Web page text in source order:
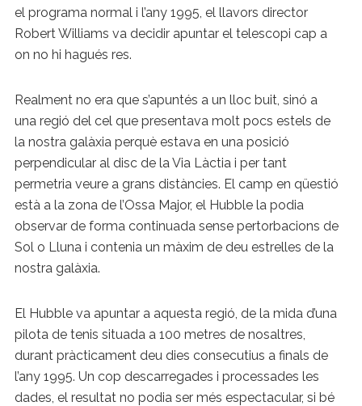
el programa normal i l’any 1995, el llavors director
Robert Williams va decidir apuntar el telescopi cap a
on no hi hagués res.
Realment no era que s’apuntés a un lloc buit, sinó a
una regió del cel que presentava molt pocs estels de
la nostra galàxia perquè estava en una posició
perpendicular al disc de la Via Làctia i per tant
permetria veure a grans distàncies. El camp en qüestió
està a la zona de l’Ossa Major, el Hubble la podia
observar de forma continuada sense pertorbacions de
Sol o Lluna i contenia un màxim de deu estrelles de la
nostra galàxia.
El Hubble va apuntar a aquesta regió, de la mida d’una
pilota de tenis situada a 100 metres de nosaltres,
durant pràcticament deu dies consecutius a finals de
l’any 1995. Un cop descarregades i processades les
dades, el resultat no podia ser més espectacular, si bé